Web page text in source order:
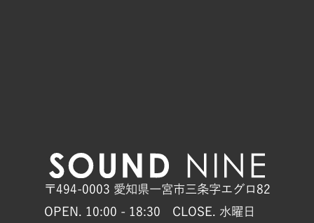
〒494-0003 愛知県一宮市三条字エグロ82
OPEN. 10:00 - 18:30 CLOSE. 水曜日